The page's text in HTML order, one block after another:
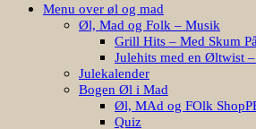
Menu over øl og mad
Øl, Mad og Folk – Musik
Grill Hits – Med Skum På
Julehits med en Øltwist
Julekalender
Bogen Øl i Mad
Øl, MAd og FOlk
Quiz